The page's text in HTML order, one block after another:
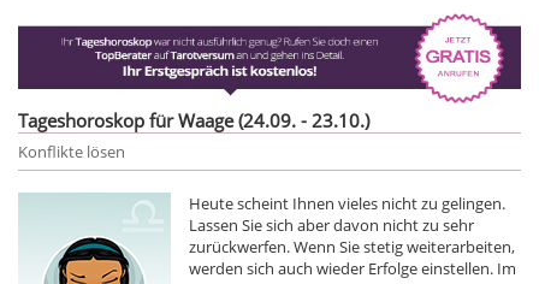
Tageshoroskop für Waage (24.09. - 23.10.)
Konflikte lösen
Heute scheint Ihnen vieles nicht zu gelingen.
Lassen Sie sich aber davon nicht zu sehr
zurückwerfen. Wenn Sie stetig weiterarbeiten,
werden sich auch wieder Erfolge einstellen. Im